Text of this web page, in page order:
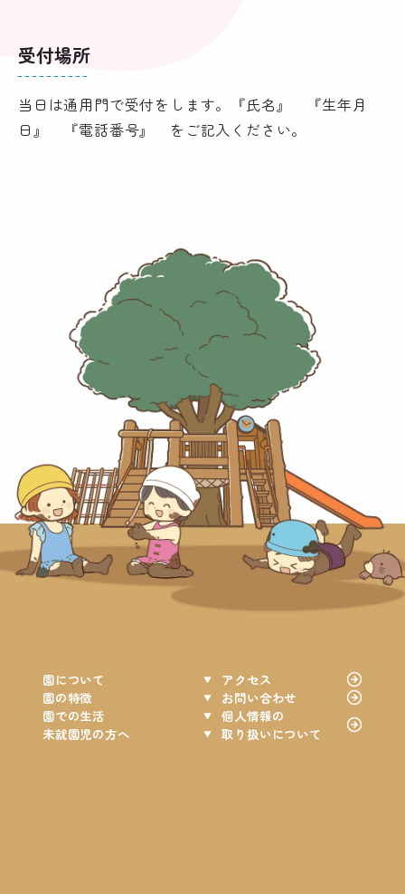
受付場所
当日は通用門で受付をします。『氏名』 『生年月
日』 『電話番号』 をご記入ください。
園について
園の特徴
園での生活
未就園児の方へ
アクセス
お問い合わせ
個人情報の
取り扱いについて